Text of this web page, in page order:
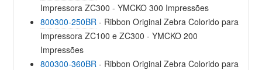
Impressora ZC300 - YMCKO 300 Impressões
800300-250BR - Ribbon Original Zebra Colorido para
Impressora ZC100 e ZC300 - YMCKO 200
Impressões
800300-360BR - Ribbon Original Zebra Colorido para